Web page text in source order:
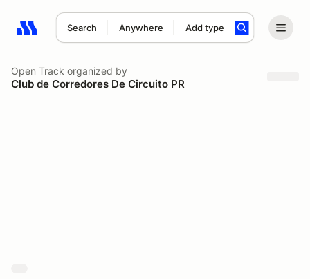
Search Anywhere Add type
Search results: No search term
Open Track organized by
Club de Corredores De Circuito PR